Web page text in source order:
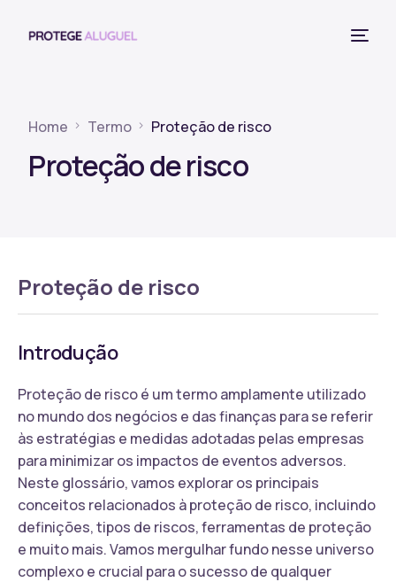
Home Termo Proteção de risco
Proteção de risco
Proteção de risco
Introdução
Proteção de risco é um termo amplamente utilizado
no mundo dos negócios e das finanças para se referir
às estratégias e medidas adotadas pelas empresas
para minimizar os impactos de eventos adversos.
Neste glossário, vamos explorar os principais
conceitos relacionados à proteção de risco, incluindo
definições, tipos de riscos, ferramentas de proteção
e muito mais. Vamos mergulhar fundo nesse universo
complexo e crucial para o sucesso de qualquer